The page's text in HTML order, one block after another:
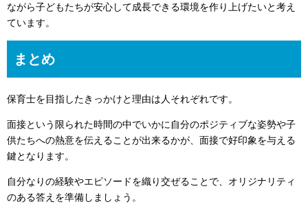
ながら子どもたちが安心して成長できる環境を作り上げたいと考え
ています。
まとめ
保育士を目指したきっかけと理由は人それぞれです。
面接という限られた時間の中でいかに自分のポジティブな姿勢や子
供たちへの熱意を伝えることが出来るかが、面接で好印象を与える
鍵となります。
自分なりの経験やエピソードを織り交ぜることで、オリジナリティ
のある答えを準備しましょう。